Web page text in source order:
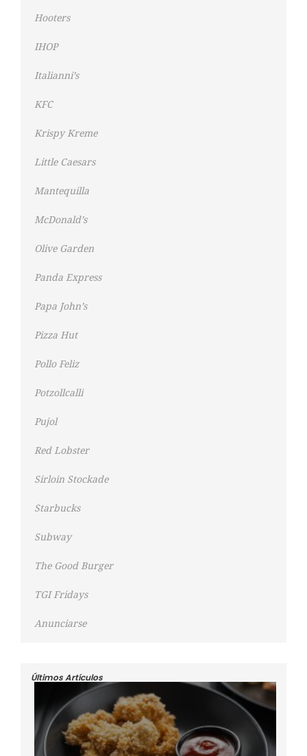
Hooters
IHOP
Italianni’s
KFC
Krispy Kreme
Little Caesars
Mantequilla
McDonald’s
Olive Garden
Panda Express
Papa John’s
Pizza Hut
Pollo Feliz
Potzollcalli
Pujol
Red Lobster
Sirloin Stockade
Starbucks
Subway
The Good Burger
TGI Fridays
Anunciarse
Últimos Artículos